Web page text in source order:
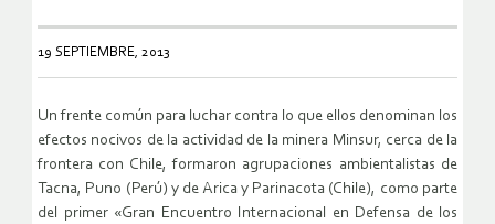
19 SEPTIEMBRE, 2013
Un frente común para luchar contra lo que ellos denominan los
efectos nocivos de la actividad de la minera Minsur, cerca de la
frontera con Chile, formaron agrupaciones ambientalistas de
Tacna, Puno (Perú) y de Arica y Parinacota (Chile), como parte
del primer «Gran Encuentro Internacional en Defensa de los